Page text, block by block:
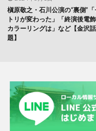
槇原敬之・石川公演の“裏側”「
トリが変わった」「終演後電
カラーリングは」など【金沢話
題】